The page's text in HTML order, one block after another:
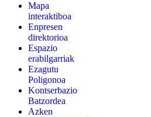
Mapa
interaktiboa
Enpresen
direktorioa
Espazio
erabilgarriak
Ezagutu
Poligonoa
Kontserbazio
Batzordea
Azken